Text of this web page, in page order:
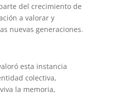
del crecimiento de
a valorar y
nuevas generaciones.
esta instancia
colectiva,
la memoria,